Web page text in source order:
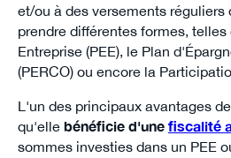
et/ou à des versements réguliers
prendre différentes formes,
Entreprise (PEE), le Plan
(PERCO) ou encore la
L'un des principaux avantages
qu'elle bénéficie d'une fiscalité
sommes investies dans un PEE